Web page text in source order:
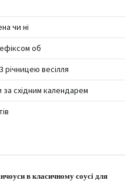
чи ні
об
річницею весілля
за східним календарем
в класичному соусі для